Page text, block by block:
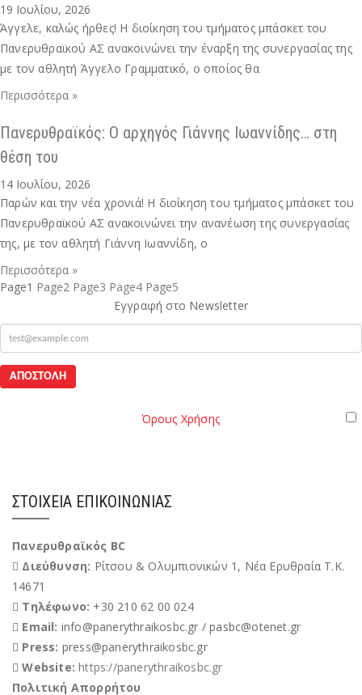
19 Ιουλίου, 2026
Άγγελε, καλώς ήρθες! Η διοίκηση του τμήματος μπάσκετ του
Πανερυθραϊκού ΑΣ ανακοινώνει την έναρξη της συνεργασίας της
με τον αθλητή Άγγελο Γραμματικό, ο οποίος θα
Περισσότερα »
Πανερυθραϊκός: Ο αρχηγός Γιάννης Ιωαννίδης… στη
θέση του
14 Ιουλίου, 2026
Παρών και την νέα χρονιά! Η διοίκηση του τμήματος μπάσκετ του
Πανερυθραϊκού ΑΣ ανακοινώνει την ανανέωση της συνεργασίας
της, με τον αθλητή Γιάννη Ιωαννίδη, ο
Περισσότερα »
Page1 Page2 Page3 Page4 Page5
Εγγραφή στο Newsletter
mail
Όρους Χρήσης
ΣΤΟΙΧΕΊΑ ΕΠΙΚΟΙΝΩΝΊΑΣ
Πανερυθραϊκός BC
Διεύθυνση: Ρίτσου & Ολυμπιονικών 1, Νέα Ερυθραία Τ.Κ.
14671
Τηλέφωνο: +30 210 62 00 024
Email: info@panerythraikosbc.gr / pasbc@otenet.gr
Press: press@panerythraikosbc.gr
Website:https://panerythraikosbc.gr
Πολιτική Απορρήτου